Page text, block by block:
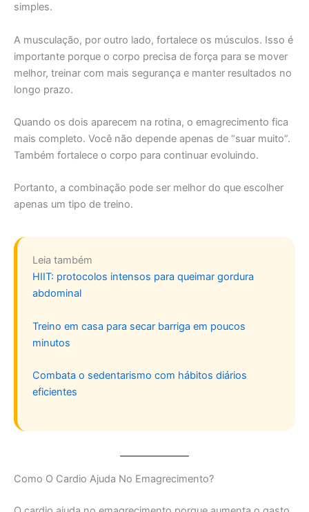
simples.
A musculação, por outro lado, fortalece os músculos. Isso é
importante porque o corpo precisa de força para se mover
melhor, treinar com mais segurança e manter resultados no
longo prazo.
Quando os dois aparecem na rotina, o emagrecimento fica
mais completo. Você não depende apenas de “suar muito”.
Também fortalece o corpo para continuar evoluindo.
Portanto, a combinação pode ser melhor do que escolher
apenas um tipo de treino.
Leia também
HIIT: protocolos intensos para queimar gordura
abdominal
Treino em casa para secar barriga em poucos
minutos
Combata o sedentarismo com hábitos diários
eficientes
Como O Cardio Ajuda No Emagrecimento?